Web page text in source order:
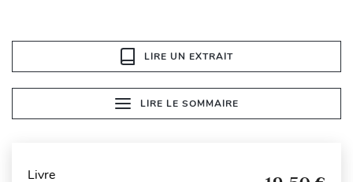
LIRE UN EXTRAIT
LIRE LE SOMMAIRE
Livre